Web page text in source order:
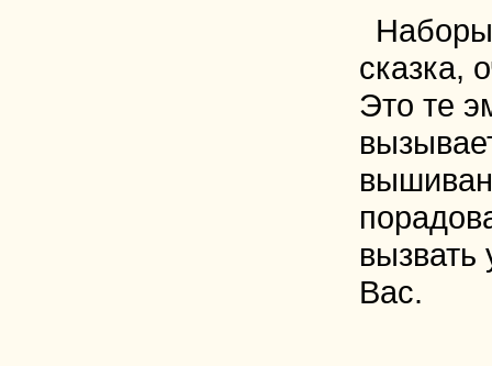
сказка,
Это те
вызвать
Вас.